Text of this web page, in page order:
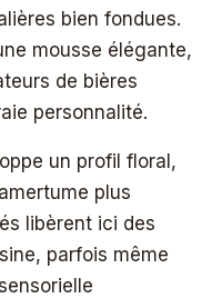
bien fondues.
mousse élégante,
de bières
personnalité.
un profil floral,
plus
libèrent ici des
parfois même